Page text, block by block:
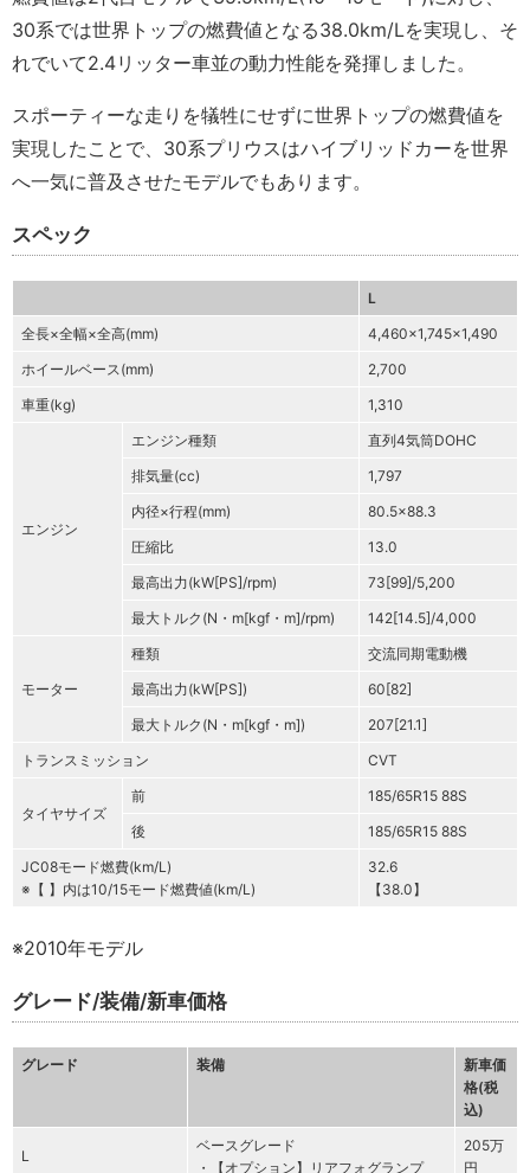
30系では世界トップの燃費値となる38.0km/Lを実現し、そ
れでいて2.4リッター車並の動力性能を発揮しました。
スポーティーな走りを犠牲にせずに世界トップの燃費値を
実現したことで、30系プリウスはハイブリッドカーを世界
へ一気に普及させたモデルでもあります。
スペック
L
全長×全幅×全高(mm)
4,460×1,745×1,490
ホイールベース(mm)
2,700
車重(kg)
1,310
エンジン
エンジン種類
直列4気筒DOHC
排気量(cc)
1,797
内径×行程(mm)
80.5×88.3
圧縮比
13.0
最高出力(kW[PS]/rpm)
73[99]/5,200
最大トルク(N・m[kgf・m]/rpm)
142[14.5]/4,000
モーター
種類
交流同期電動機
最高出力(kW[PS])
60[82]
最大トルク(N・m[kgf・m])
207[21.1]
トランスミッション
CVT
タイヤサイズ
前
185/65R15 88S
後
185/65R15 88S
JC08モード燃費(km/L)
※【 】内は10/15モード燃費値(km/L)
32.6
【38.0】
※2010年モデル
グレード/装備/新車価格
グレード 装備
新車価
格(税
込)
L
ベースグレード
・【オプション】リアフォグランプ
205万
円